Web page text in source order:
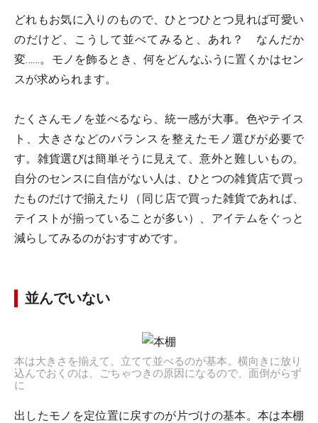
どれもお気に入りのもので、ひとつひとつ見れば可愛い
のだけど、こうして並べてみると、あれ？ なんだか
変……。モノを飾るとき、何をどんなふうに置くかはセン
スが求められます。
たくさんモノを並べるなら、統一感が大事。色やテイス
ト、大きさなどのバランスを整えたモノ選びが必要で
す。雑貨選びは簡単そうに見えて、意外と難しいもの。
自分のセンスに自信がない人は、ひとつの雑貨店で買っ
たものだけで揃えたり（同じ店で買った雑貨であれば、
テイストが揃っていることが多い）、アイテムをぐっと
減らしてみるのがおすすめです。
並んでいない
本は大きさを揃えて、立てて並べるのが基本。横向きに放り
込んでおくのは、ごちゃつきの原因になるので、面倒がらず
に
出したモノを定位置に戻すのが片づけの基本。本は本棚